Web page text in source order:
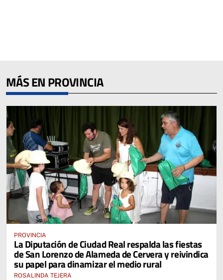
MÁS EN PROVINCIA
PROVINCIA
La Diputación de Ciudad Real respalda las fiestas
de San Lorenzo de Alameda de Cervera y reivindica
su papel para dinamizar el medio rural
ROSALINDA TEJERA